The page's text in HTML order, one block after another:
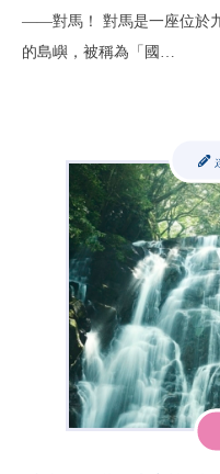
——對馬！ 對馬是一座位於
的島嶼，被稱為「國…